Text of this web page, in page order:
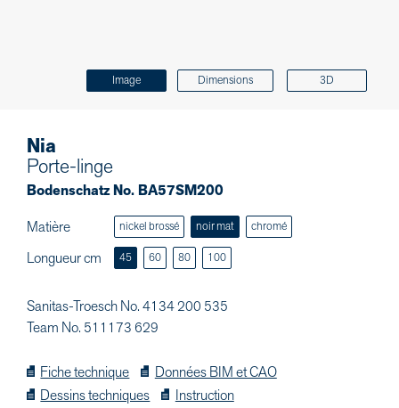
Image Dimensions 3D
Nia
Porte-linge
Bodenschatz No. BA57SM200
Matière
nickel brossé noir mat chromé
Longueur cm 45 60 80 100
Sanitas-Troesch No. 4134 200 535
Team No. 511173 629
Fiche technique
Données BIM et CAO
Dessins techniques
Instruction